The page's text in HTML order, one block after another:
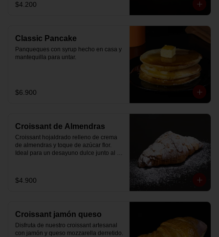
$4.200
Classic Pancake
Panqueques con syrup hecho en casa y
mantequilla para untar.
$6.900
Croissant de Almendras
Croissant hojaldrado relleno de crema
de almendras y toque de azúcar flor.
Ideal para un desayuno dulce junto al
$4.900
Croissant jamón queso
Disfruta de nuestro croissant artesanal
con jamón y queso mozzarella derretido.